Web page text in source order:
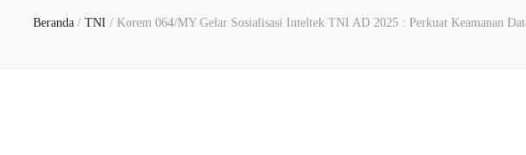
Beranda / TNI / Korem 064/MY Gelar Sosialisasi Inteltek TNI AD 2025 : Perkuat Keamanan